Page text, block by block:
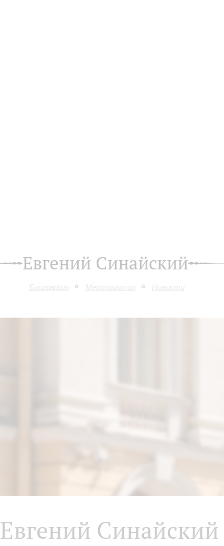
Евгений Синайский
Биография Мероприятия Новости
Евгений Синайский